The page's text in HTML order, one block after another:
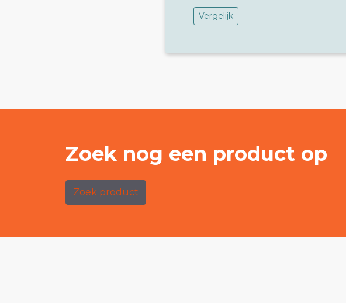
Vergelijk
Zoek nog een product op
Zoek product